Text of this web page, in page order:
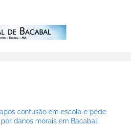
confusão em escola e pede
danos morais em Bacabal